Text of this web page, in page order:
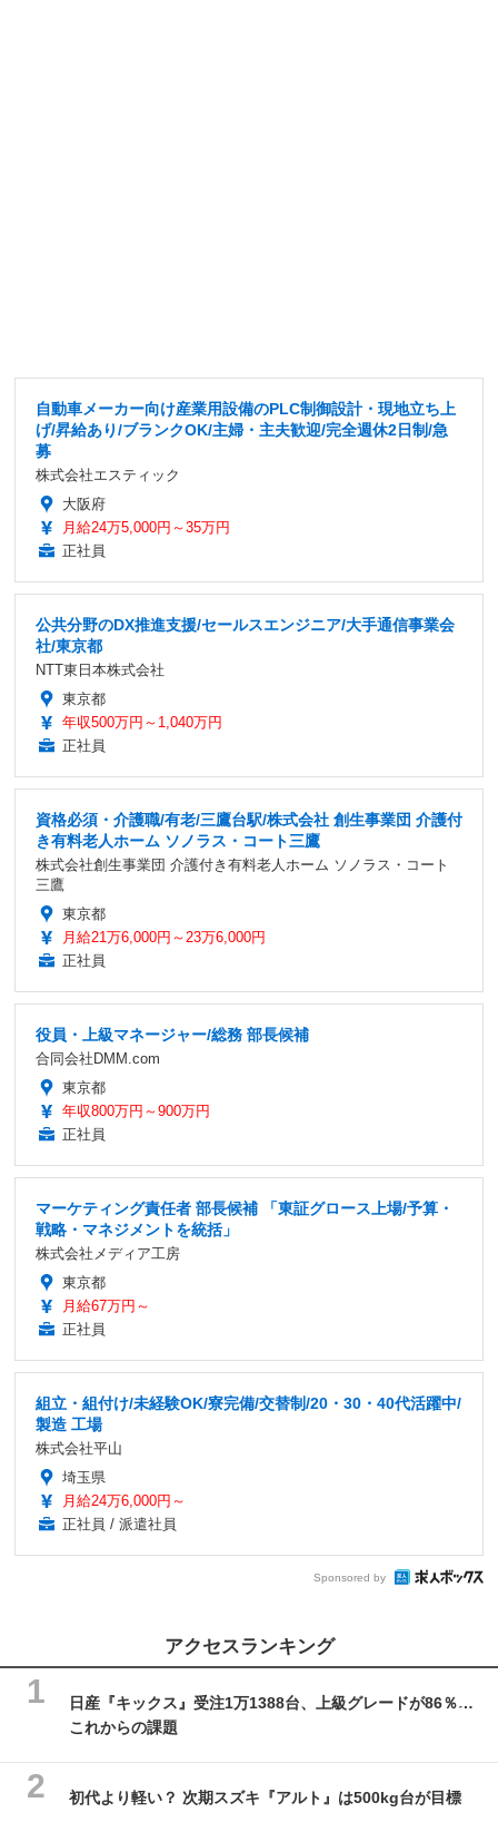
自動車メーカー向け産業用設備のPLC制御設計・現地立ち上
げ/昇給あり/ブランクOK/主婦・主夫歓迎/完全週休2日制/急
募
株式会社エスティック
大阪府
月給24万5,000円～35万円
正社員
公共分野のDX推進支援/セールスエンジニア/大手通信事業会
社/東京都
NTT東日本株式会社
東京都
年収500万円～1,040万円
正社員
資格必須・介護職/有老/三鷹台駅/株式会社 創生事業団 介護付
き有料老人ホーム ソノラス・コート三鷹
株式会社創生事業団 介護付き有料老人ホーム ソノラス・コート
三鷹
東京都
月給21万6,000円～23万6,000円
正社員
役員・上級マネージャー/総務 部長候補
合同会社DMM.com
東京都
年収800万円～900万円
正社員
マーケティング責任者 部長候補 「東証グロース上場/予算・
戦略・マネジメントを統括」
株式会社メディア工房
東京都
月給67万円～
正社員
組立・組付け/未経験OK/寮完備/交替制/20・30・40代活躍中/
製造 工場
株式会社平山
埼玉県
月給24万6,000円～
正社員 / 派遣社員
Sponsored by
アクセスランキング
日産『キックス』受注1万1388台、上級グレードが86％…
これからの課題
初代より軽い？ 次期スズキ『アルト』は500kg台が目標